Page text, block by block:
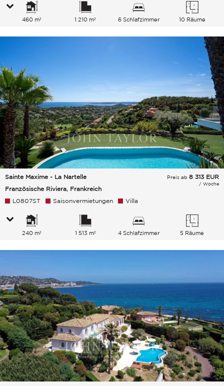
460 m² 1 210 m² 6 Schlafzimmer 10 Räume
Sainte Maxime - La Nartelle
Französische Riviera, Frankreich
Preis ab 8 313 EUR
/ Woche
L0807ST Saisonvermietungen Villa
240 m² 1 513 m² 4 Schlafzimmer 5 Räume